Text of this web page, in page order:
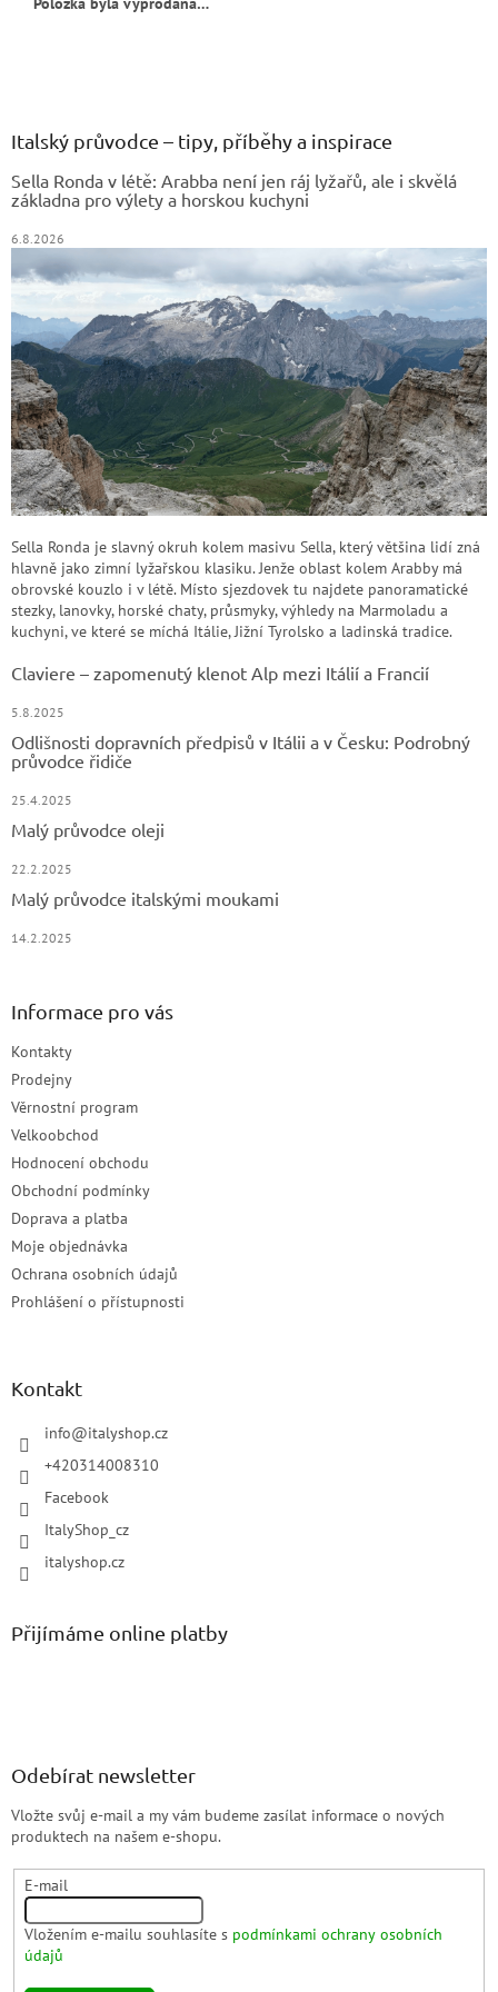
Italský průvodce – tipy, příběhy a inspirace
Sella Ronda v létě: Arabba není jen ráj lyžařů, ale i skvělá
základna pro výlety a horskou kuchyni
6.8.2026
Sella Ronda je slavný okruh kolem masivu Sella, který většina lidí zná
hlavně jako zimní lyžařskou klasiku. Jenže oblast kolem Arabby má
obrovské kouzlo i v létě. Místo sjezdovek tu najdete panoramatické
stezky, lanovky, horské chaty, průsmyky, výhledy na Marmoladu a
kuchyni, ve které se míchá Itálie, Jižní Tyrolsko a ladinská tradice.
Claviere – zapomenutý klenot Alp mezi Itálií a Francií
5.8.2025
Odlišnosti dopravních předpisů v Itálii a v Česku: Podrobný
průvodce řidiče
25.4.2025
Malý průvodce oleji
22.2.2025
Malý průvodce italskými moukami
14.2.2025
Informace pro vás
Kontakty
Prodejny
Věrnostní program
Velkoobchod
Hodnocení obchodu
Obchodní podmínky
Doprava a platba
Moje objednávka
Ochrana osobních údajů
Prohlášení o přístupnosti
Kontakt
info@italyshop.cz
+420314008310
Facebook
ItalyShop_cz
italyshop.cz
Přijímáme online platby
Odebírat newsletter
Vložte svůj e-mail a my vám budeme zasílat informace o nových
produktech na našem e-shopu.
E-mail
Vložením e-mailu souhlasíte s podmínkami ochrany osobních
údajů